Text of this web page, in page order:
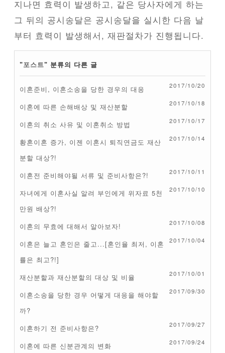
지나면 효력이 발생하고, 같은 당사자에게 하는
그 뒤의 공시송달은 공시송달을 실시한 다음 날
부터 효력이 발생해서, 재판절차가 진행됩니다.
"포스트" 분류의 다른 글
이혼준비, 이혼소송을 당한 경우의 대응 2017/10/20
이혼에 따른 손해배상 및 재산분할 2017/10/18
이혼의 취소 사유 및 이혼취소 방법 2017/10/17
황혼이혼 증가, 이젠 이혼시 퇴직연금도 재산
분할 대상?!
2017/10/14
이혼전 준비해야될 서류 및 준비사항은?! 2017/10/11
자녀에게 이혼사실 알려 부인에게 위자료 5천
만원 배상?!
2017/10/10
이혼의 무효에 대해서 알아보자! 2017/10/08
이혼은 늘고 혼인은 줄고...[혼인율 최저, 이혼
률은 최고?!]
2017/10/04
재산분할과 재산분할의 대상 및 비율 2017/10/01
이혼소송을 당한 경우 어떻게 대응을 해야할
까?
2017/09/30
이혼하기 전 준비사항은? 2017/09/27
이혼에 따른 신분관계의 변화 2017/09/24